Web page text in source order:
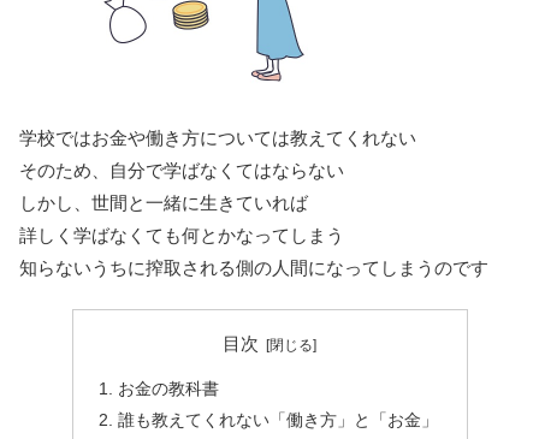
学校ではお金や働き方については教えてくれない
そのため、自分で学ばなくてはならない
しかし、世間と一緒に生きていれば
詳しく学ばなくても何とかなってしまう
知らないうちに搾取される側の人間になってしまうのです
目次
お金の教科書
誰も教えてくれない「働き方」と「お金」